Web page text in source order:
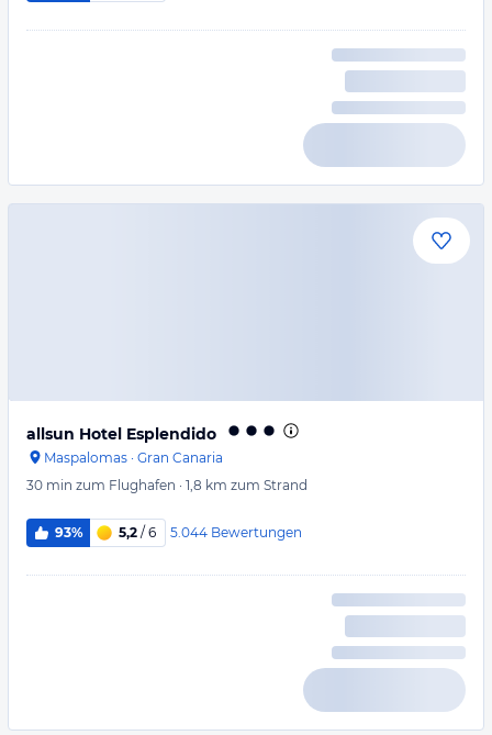
allsun Hotel Esplendido
Maspalomas · Gran Canaria
30 min zum Flughafen · 1,8 km zum Strand
93% 5,2 / 6 5.044 Bewertungen